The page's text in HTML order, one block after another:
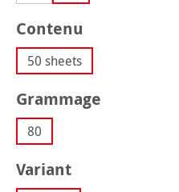
Sélectionnez
Contenu
50 sheets
Sélectionnez
Grammage
80
Sélectionnez
Variant